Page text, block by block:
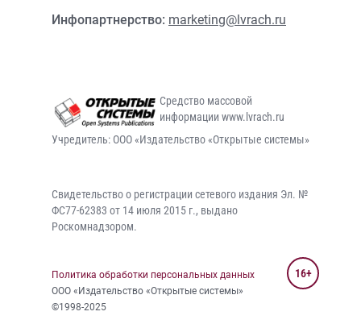
Инфопартнерство: marketing@lvrach.ru
Средство массовой
информации www.lvrach.ru
Учредитель: ООО «Издательство «Открытые системы»
Свидетельство о регистрации сетевого издания Эл. №
ФС77-62383 от 14 июля 2015 г., выдано
Роскомнадзором.
Политика обработки персональных данных
ООО «Издательство «Открытые системы»
©1998-2025
16+